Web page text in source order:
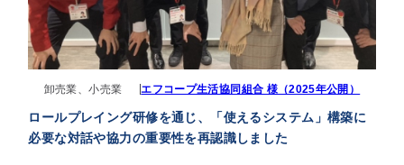
卸売業、小売業 エフコープ生活協同組合 様（2025年公開）
ロールプレイング研修を通じ、「使えるシステム」構築に
必要な対話や協力の重要性を再認識しました